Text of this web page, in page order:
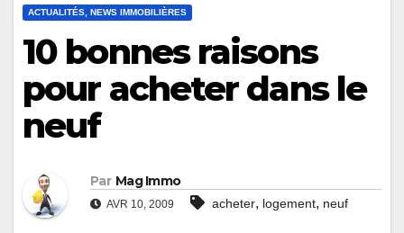
ACTUALITÉS, NEWS IMMOBILIÈRES
10 bonnes raisons
pour acheter dans le
neuf
Par Mag Immo
AVR 10, 2009 acheter, logement, neuf